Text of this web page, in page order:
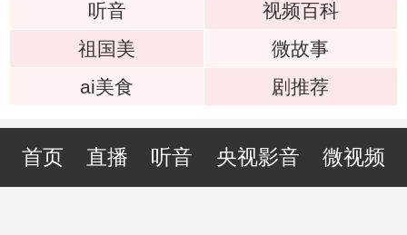
听音
视频百科
祖国美
微故事
ai美食
剧推荐
首页 直播 听音 央视影音 微视频